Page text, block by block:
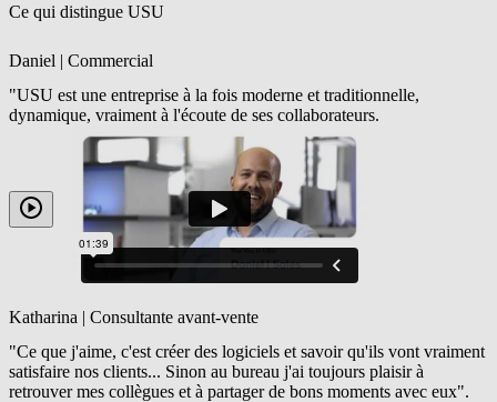
Ce qui distingue USU
Daniel | Commercial
"USU est une entreprise à la fois moderne et traditionnelle,
dynamique, vraiment à l'écoute de ses collaborateurs.
Katharina | Consultante avant-vente
"Ce que j'aime, c'est créer des logiciels et savoir qu'ils vont vraiment
satisfaire nos clients... Sinon au bureau j'ai toujours plaisir à
retrouver mes collègues et à partager de bons moments avec eux".